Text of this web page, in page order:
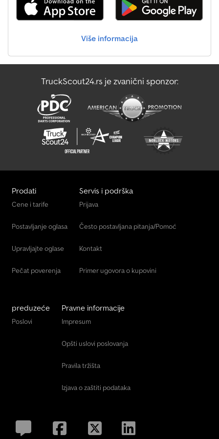
opterećeni potporni točak Iznimno robusna šasija u potpunosti
od pocinkovanog čelika Pod od vodootporne šperploče debljine
laku dogradnju prilaznih rampi LED rasveta Model: Connect 476-
Čelične perforirane rampe za ulazak – duža verzija (2.350 mm) •
Hidraulična kiper funkcija za tovarni prostor • Kontinuirana
perforirana rampa (moguće samo u kombinaciji sa kiper
funkcijom) • Sistem bočnih stranica • Amortizeri točkova sa
sertifikatom za 100 km/h • Prečka za blokadu točkova (pogodna i
za bagere) • Ručno vitlo • Električno vitlo sa akumulatorskim
napajanjem (12 V Power Pack) • Zadnje potpornice sa pedalnom
kontrolom • Podne kutije
Više informacija
TruckScout24.rs je zvanični sponzor:
Prodati
Cene i tarife
Postavljanje oglasa
Upravljajte oglase
Pečat poverenja
Servis i podrška
Prijava
Često postavljana pitanja/Pomoć
Kontakt
Primer ugovora o kupovini
preduzeće
Poslovi
Pravne informacije
Impresum
Opšti uslovi poslovanja
Pravila tržišta
Izjava o zaštiti podataka